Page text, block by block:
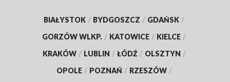
BIAŁYSTOK / BYDGOSZCZ / GDAŃSK /
GORZÓW WLKP. / KATOWICE / KIELCE /
KRAKÓW / LUBLIN / ŁÓDŹ / OLSZTYN /
OPOLE / POZNAŃ / RZESZÓW /